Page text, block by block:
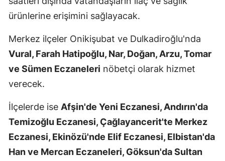
ürünlerine erişimini sağlayacak.
Merkez ilçeler Onikişubat ve Dulkadiroğlu'nda
Vural, Farah Hatipoğlu, Nar, Doğan, Arzu, Tomar
ve Sümen Eczaneleri nöbetçi olarak hizmet
verecek.
İlçelerde ise Afşin'de Yeni Eczanesi, Andırın'da
Temizoğlu Eczanesi, Çağlayancerit'te Merkez
Eczanesi, Ekinözü'nde Elif Eczanesi, Elbistan'da
Han ve Mercan Eczaneleri, Göksun'da Sultan